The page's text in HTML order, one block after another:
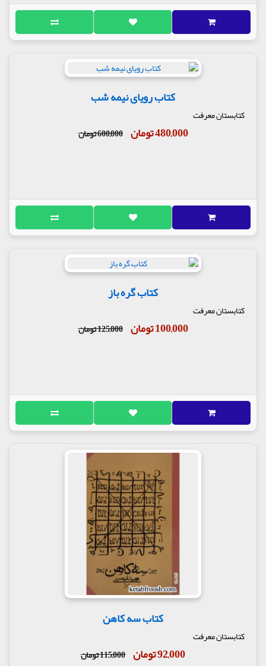
کتاب رویای نیمه شب
کتابستان معرفت
480,000 تومان 600,000 تومان
کتاب گره باز
کتابستان معرفت
100,000 تومان 125,000 تومان
کتاب سه کاهن
کتابستان معرفت
92,000 تومان 115,000 تومان